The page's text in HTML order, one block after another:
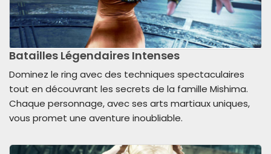
Batailles Légendaires Intenses
Dominez le ring avec des techniques spectaculaires
tout en découvrant les secrets de la famille Mishima.
Chaque personnage, avec ses arts martiaux uniques,
vous promet une aventure inoubliable.